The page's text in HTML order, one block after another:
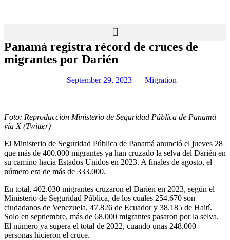
Panamá registra récord de cruces de
migrantes por Darién
September 29, 2023 Migration
Foto: Reproducción Ministerio de Seguridad Pública de Panamá
vía X (Twitter)
El Ministerio de Seguridad Pública de Panamá anunció el jueves 28
que más de 400.000 migrantes ya han cruzado la selva del Darién en
su camino hacia Estados Unidos en 2023. A finales de agosto, el
número era de más de 333.000.
En total, 402.030 migrantes cruzaron el Darién en 2023, según el
Ministerio de Seguridad Pública, de los cuales 254.670 son
ciudadanos de Venezuela, 47.826 de Ecuador y 38.185 de Haití.
Solo en septiembre, más de 68.000 migrantes pasaron por la selva.
El número ya supera el total de 2022, cuando unas 248.000
personas hicieron el cruce.